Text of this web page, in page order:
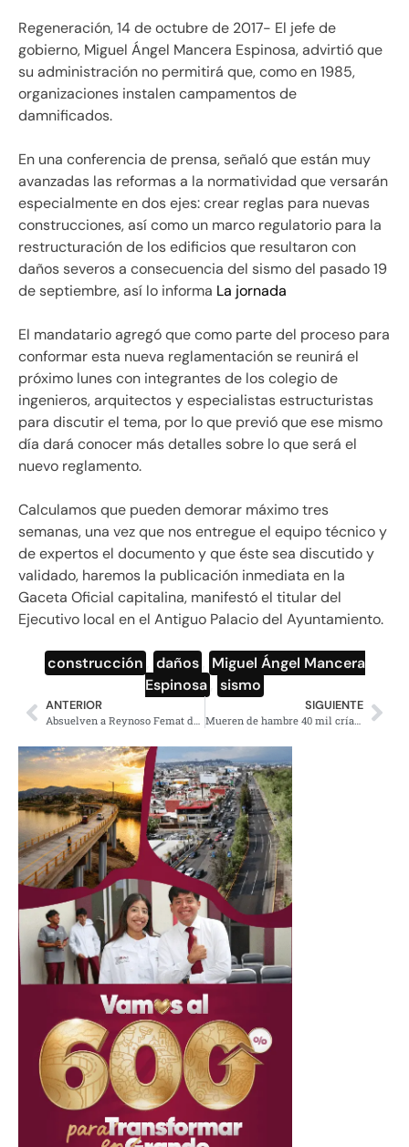
Regeneración, 14 de octubre de 2017- El jefe de
gobierno, Miguel Ángel Mancera Espinosa, advirtió que
su administración no permitirá que, como en 1985,
organizaciones instalen campamentos de
damnificados.
En una conferencia de prensa, señaló que están muy
avanzadas las reformas a la normatividad que versarán
especialmente en dos ejes: crear reglas para nuevas
construcciones, así como un marco regulatorio para la
restructuración de los edificios que resultaron con
daños severos a consecuencia del sismo del pasado 19
de septiembre, así lo informa La jornada
El mandatario agregó que como parte del proceso para
conformar esta nueva reglamentación se reunirá el
próximo lunes con integrantes de los colegio de
ingenieros, arquitectos y especialistas estructuristas
para discutir el tema, por lo que previó que ese mismo
día dará conocer más detalles sobre lo que será el
nuevo reglamento.
Calculamos que pueden demorar máximo tres
semanas, una vez que nos entregue el equipo técnico y
de expertos el documento y que éste sea discutido y
validado, haremos la publicación inmediata en la
Gaceta Oficial capitalina, manifestó el titular del
Ejecutivo local en el Antiguo Palacio del Ayuntamiento.
construcción daños
Miguel Ángel Mancera
Espinosa
sismo
ANTERIOR
Absuelven a Reynoso Femat del delito de peculado
SIGUIENTE
Mueren de hambre 40 mil crías de pingüino en la Antártida (VIDEO)